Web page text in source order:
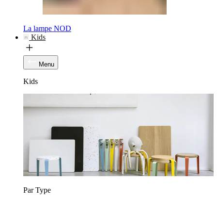
La lampe NOD
Kids
Menu
Kids
Par Type